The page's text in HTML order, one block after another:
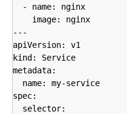
  - name: nginx
    image: nginx
---
apiVersion: v1
kind: Service
metadata:
  name: my-service
spec:
  selector: